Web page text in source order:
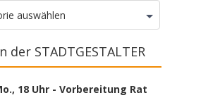
auswählen
der STADTGESTALTER
18 Uhr - Vorbereitung Rat